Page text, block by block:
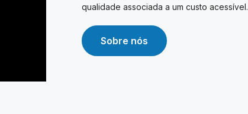
qualidade associada a um custo acessível.
Sobre nós